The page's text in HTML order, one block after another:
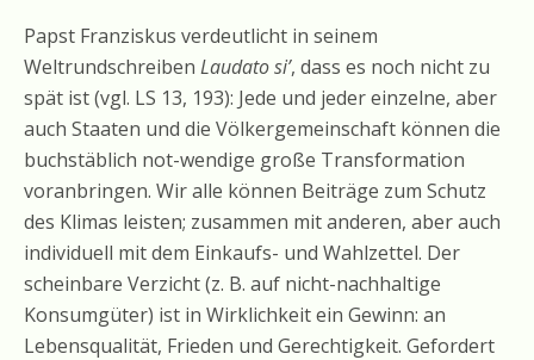
Papst Franziskus verdeutlicht in seinem
Weltrundschreiben Laudato si’, dass es noch nicht zu
spät ist (vgl. LS 13, 193): Jede und jeder einzelne, aber
auch Staaten und die Völkergemeinschaft können die
buchstäblich not-wendige große Transformation
voranbringen. Wir alle können Beiträge zum Schutz
des Klimas leisten; zusammen mit anderen, aber auch
individuell mit dem Einkaufs- und Wahlzettel. Der
scheinbare Verzicht (z. B. auf nicht-nachhaltige
Konsumgüter) ist in Wirklichkeit ein Gewinn: an
Lebensqualität, Frieden und Gerechtigkeit. Gefordert